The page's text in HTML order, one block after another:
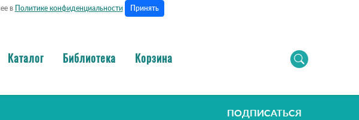
в Политике конфиденциальности Принять
Каталог Библиотека Корзина
ПОДПИСАТЬСЯ